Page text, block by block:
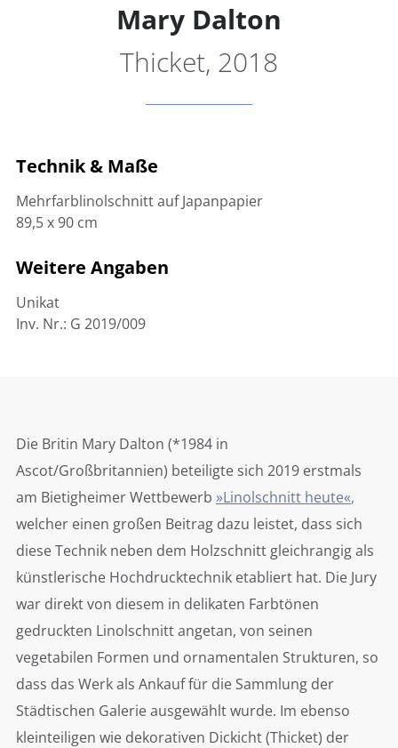
Mary Dalton
Thicket, 2018
Technik & Maße
Mehrfarblinolschnitt auf Japanpapier
89,5 x 90 cm
Weitere Angaben
Unikat
Inv. Nr.: G 2019/009
Die Britin Mary Dalton (*1984 in
Ascot/Großbritannien) beteiligte sich 2019 erstmals
am Bietigheimer Wettbewerb »Linolschnitt heute«,
welcher einen großen Beitrag dazu leistet, dass sich
diese Technik neben dem Holzschnitt gleichrangig als
künstlerische Hochdrucktechnik etabliert hat. Die Jury
war direkt von diesem in delikaten Farbtönen
gedruckten Linolschnitt angetan, von seinen
vegetabilen Formen und ornamentalen Strukturen, so
dass das Werk als Ankauf für die Sammlung der
Städtischen Galerie ausgewählt wurde. Im ebenso
kleinteiligen wie dekorativen Dickicht (Thicket) der